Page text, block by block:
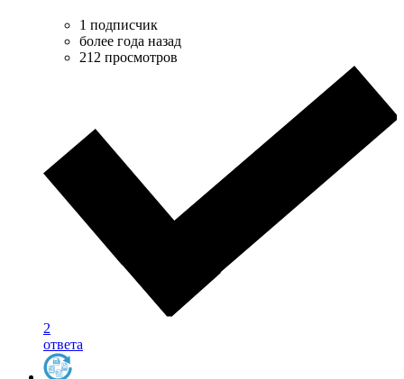
1 подписчик
более года назад
212 просмотров
2
ответа